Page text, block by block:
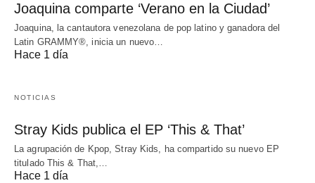
Joaquina comparte ‘Verano en la Ciudad’
Joaquina, la cantautora venezolana de pop latino y ganadora del
Latin GRAMMY®, inicia un nuevo…
Hace 1 día
NOTICIAS
Stray Kids publica el EP ‘This & That’
La agrupación de Kpop, Stray Kids, ha compartido su nuevo EP
titulado This & That,…
Hace 1 día